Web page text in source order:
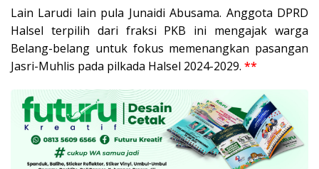
Lain Larudi lain pula Junaidi Abusama. Anggota DPRD
Halsel terpilih dari fraksi PKB ini mengajak warga
Belang-belang untuk fokus memenangkan pasangan
Jasri-Muhlis pada pilkada Halsel 2024-2029. **